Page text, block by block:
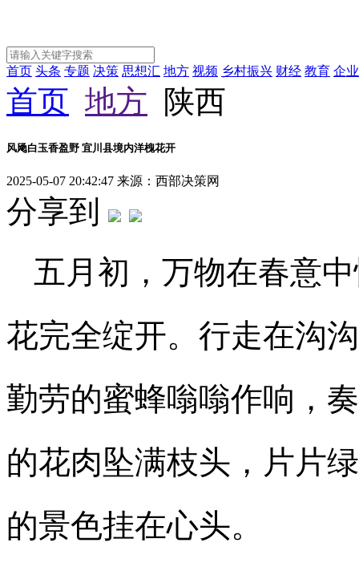
首页 头条 专题 决策 思想汇 地方 视频 乡村振兴 财经 教育 企业
首页 地方 陕西
风飏白玉香盈野 宜川县境内洋槐花开
2025-05-07 20:42:47 来源：西部决策网
分享到
五月初，万物在春意
花完全绽开。行走在沟
勤劳的蜜蜂嗡嗡作响，
的花肉坠满枝头，片片
的景色挂在心头。